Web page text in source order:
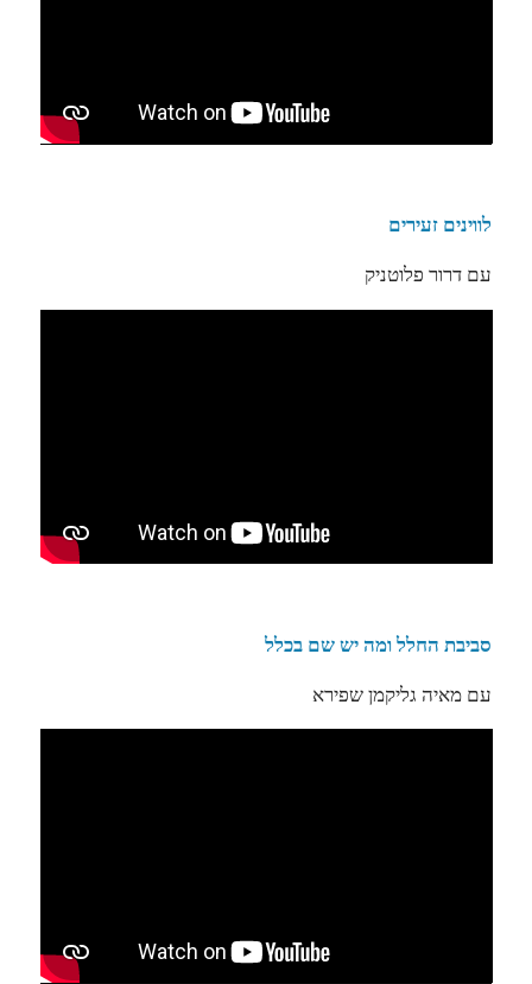
לווינים זעירים
עם דרור פלוטניק
סביבת החלל ומה יש שם בכלל
עם מאיה גליקמן שפירא